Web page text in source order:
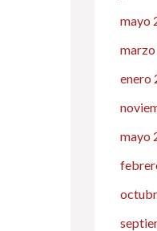
mayo
enero
mayo